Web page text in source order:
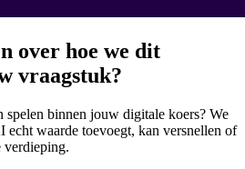
over hoe we dit
vraagstuk?
binnen jouw digitale koers? We
echt waarde toevoegt, kan versnellen of
verdieping.